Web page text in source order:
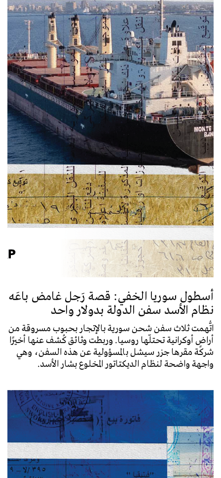
أسطول سوريا الخفي: قصة رَجل غامض باعَه
نظام الأسد سفن الدولة بدولار واحد
اتُّهمت ثلاث سفن شحن سورية بالإتجار بحبوب مسروقة من
أراضٍ أوكرانية تحتلّها روسيا. وربطت وثائق كُشف عنها أخيرًا
شركة مقرها جزر سيشل بالمسؤولية عن هذه السفن، وهي
واجهة واضحة لنظام الديكتاتور المخلوع بشار الأسد.